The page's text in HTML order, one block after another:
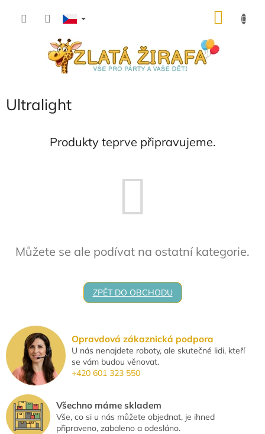
Ultralight
Produkty teprve připravujeme.
Můžete se ale podívat na ostatní kategorie.
ZPĚT DO OBCHODU
Opravdová zákaznická podpora
U nás nenajdete roboty, ale skutečné lidi, kteří
se vám budou věnovat.
+420 601 323 550
Všechno máme skladem
Vše, co si u nás můžete objednat, je ihned
připraveno, zabaleno a odesláno.